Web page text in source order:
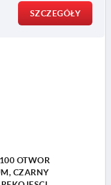
SZCZEGÓŁY
OTWOR
CZARNY